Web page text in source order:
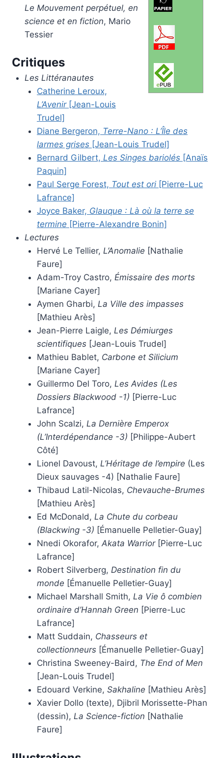
Le Mouvement perpétuel, en
science et en fiction, Mario
Tessier
Critiques
Les Littéranautes
Catherine Leroux,
L’Avenir[Jean-Louis
Trudel]
Diane Bergeron, Terre-Nano : L’Île des
larmes grises [Jean-Louis Trudel]
Bernard Gilbert, Les Singes bariolés [Anaïs
Paquin]
Paul Serge Forest, Tout est ori [Pierre-Luc
Lafrance]
Joyce Baker, Glauque : Là où la terre se
termine [Pierre-Alexandre Bonin]
Lectures
Hervé Le Tellier, L’Anomalie [Nathalie
Faure]
Adam-Troy Castro, Émissaire des morts
[Mariane Cayer]
Aymen Gharbi, La Ville des impasses
[Mathieu Arès]
Jean-Pierre Laigle, Les Démiurges
scientifiques [Jean-Louis Trudel]
Mathieu Bablet, Carbone et Silicium
[Mariane Cayer]
Guillermo Del Toro, Les Avides (Les
Dossiers Blackwood -1) [Pierre-Luc
Lafrance]
John Scalzi, La Dernière Emperox
(L’Interdépendance -3) [Philippe-Aubert
Côté]
Lionel Davoust, L’Héritage de l’empire (Les
Dieux sauvages -4) [Nathalie Faure]
Thibaud Latil-Nicolas, Chevauche-Brumes
[Mathieu Arès]
Ed McDonald, La Chute du corbeau
(Blackwing -3) [Émanuelle Pelletier-Guay]
Nnedi Okorafor, Akata Warrior[Pierre-Luc
Lafrance]
Robert Silverberg, Destination fin du
monde [Émanuelle Pelletier-Guay]
Michael Marshall Smith, La Vie ô combien
ordinaire d’Hannah Green [Pierre-Luc
Lafrance]
Matt Suddain, Chasseurs et
collectionneurs [Émanuelle Pelletier-Guay]
Christina Sweeney-Baird, The End of Men
[Jean-Louis Trudel]
Edouard Verkine, Sakhaline [Mathieu Arès]
Xavier Dollo (texte), Djibril Morissette-Phan
(dessin), La Science-fiction [Nathalie
Faure]